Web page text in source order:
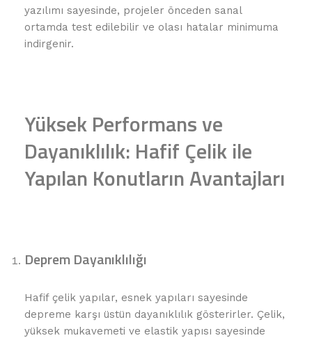
yazılımı sayesinde, projeler önceden sanal
ortamda test edilebilir ve olası hatalar minimuma
indirgenir.
Yüksek Performans ve
Dayanıklılık: Hafif Çelik ile
Yapılan Konutların Avantajları
Deprem Dayanıklılığı
Hafif çelik yapılar, esnek yapıları sayesinde
depreme karşı üstün dayanıklılık gösterirler. Çelik,
yüksek mukavemeti ve elastik yapısı sayesinde